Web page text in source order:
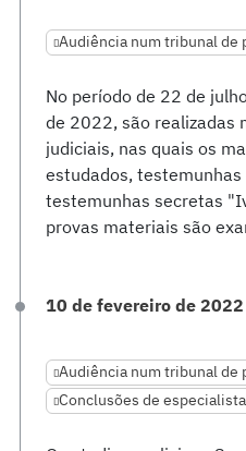
Audiência num tribunal de
No período de 22 de
de 2022, são realizadas
judiciais, nas quais os
estudados, testemunhas
testemunhas secretas
provas materiais são
10 de fevereiro de 2022
Audiência num tribunal de
Conclusões de